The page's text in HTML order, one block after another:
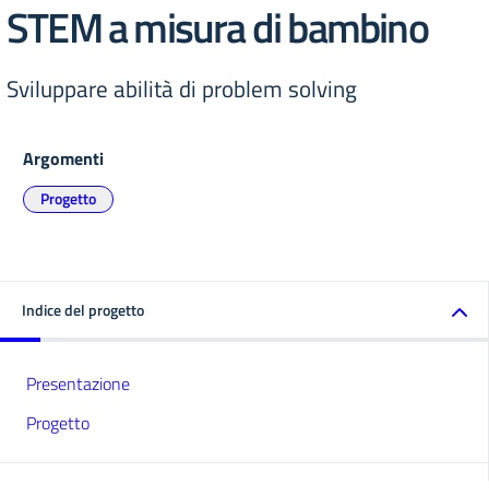
STEM a misura di bambino
Sviluppare abilità di problem solving
Argomenti
Progetto
Indice del progetto
Presentazione
Progetto